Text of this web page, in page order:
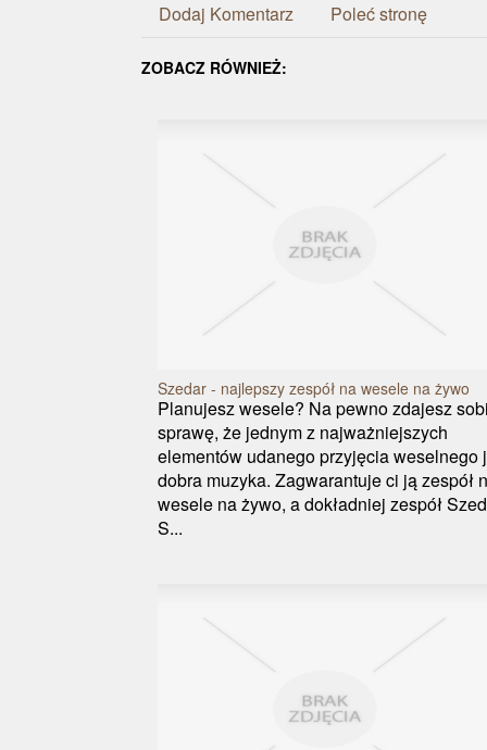
Dodaj Komentarz Poleć stronę
ZOBACZ RÓWNIEŻ:
Szedar - najlepszy zespół na wesele na żywo
Planujesz wesele? Na pewno zdajesz
sprawę, że jednym z najważniejszych
elementów udanego przyjęcia weselnego
dobra muzyka. Zagwarantuje ci ją zespół
wesele na żywo, a dokładniej zespół
S...